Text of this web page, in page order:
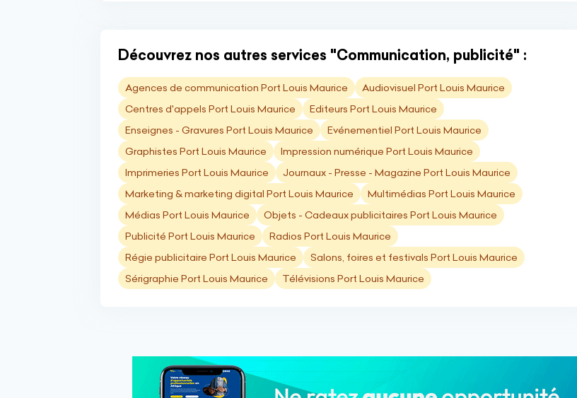
Découvrez nos autres services "Communication, publicité" :
Agences de communication Port Louis Maurice
Audiovisuel Port Louis Maurice
Centres d'appels Port Louis Maurice
Editeurs Port Louis Maurice
Enseignes - Gravures Port Louis Maurice
Evénementiel Port Louis Maurice
Graphistes Port Louis Maurice
Impression numérique Port Louis Maurice
Imprimeries Port Louis Maurice
Journaux - Presse - Magazine Port Louis Maurice
Marketing & marketing digital Port Louis Maurice
Multimédias Port Louis Maurice
Médias Port Louis Maurice
Objets - Cadeaux publicitaires Port Louis Maurice
Publicité Port Louis Maurice
Radios Port Louis Maurice
Régie publicitaire Port Louis Maurice
Salons, foires et festivals Port Louis Maurice
Sérigraphie Port Louis Maurice
Télévisions Port Louis Maurice